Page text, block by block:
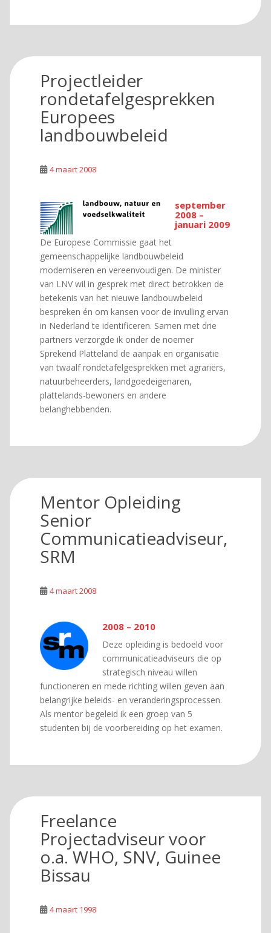
Projectleider
rondetafelgesprekken
Europees
landbouwbeleid
4 maart 2008
september
2008 –
januari 2009
De Europese Commissie gaat het
gemeenschappelijke landbouwbeleid
moderniseren en vereenvoudigen. De minister
van LNV wil in gesprek met direct betrokken de
betekenis van het nieuwe landbouwbeleid
bespreken én om kansen voor de invulling ervan
in Nederland te identificeren. Samen met drie
partners verzorgde ik onder de noemer
Sprekend Platteland de aanpak en organisatie
van twaalf rondetafelgesprekken met agrariërs,
natuurbeheerders, landgoedeigenaren,
plattelands-bewoners en andere
belanghebbenden.
Mentor Opleiding
Senior
Communicatieadviseur,
SRM
4 maart 2008
2008 – 2010
Deze opleiding is bedoeld voor
communicatieadviseurs die op
strategisch niveau willen
functioneren en mede richting willen geven aan
belangrijke beleids- en veranderingsprocessen.
Als mentor begeleid ik een groep van 5
studenten bij de voorbereiding op het examen.
Freelance
Projectadviseur voor
o.a. WHO, SNV, Guinee
Bissau
4 maart 1998